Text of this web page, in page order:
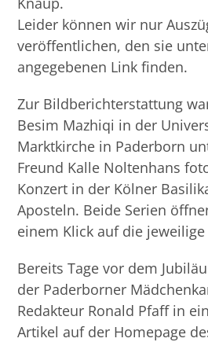
Leider können wir nur
veröffentlichen, den sie
angegebenen Link finden.
Zur Bildberichterstattung
Besim Mazhiqi in der
Marktkirche in Paderborn
Freund Kalle Noltenhans
Konzert in der Kölner
Aposteln. Beide Serien
einem Klick auf die
Bereits Tage vor dem
der Paderborner
Redakteur Ronald Pfaff in
Artikel auf der Homepage